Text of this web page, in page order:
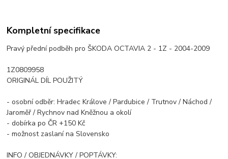
Kompletní specifikace
Pravý přední podběh pro ŠKODA OCTAVIA 2 - 1Z - 2004-2009
1Z0809958
ORIGINÁL DÍL POUŽITÝ
- osobní odběr: Hradec Králove / Pardubice / Trutnov / Náchod /
Jaroměř / Rychnov nad Kněžnou a okolí
- dobírka po ČR +150 Kč
- možnost zaslaní na Slovensko
INFO / OBJEDNÁVKY / POPTÁVKY: